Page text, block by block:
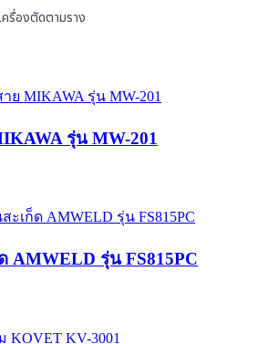
รื่องตัดตามราง
รุ่น MW-201
AMWELD รุ่น FS815PC